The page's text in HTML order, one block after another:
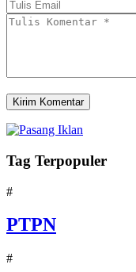
Tag Terpopuler
#
PTPN
#